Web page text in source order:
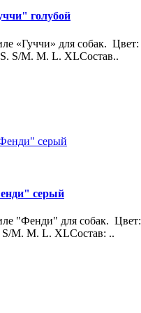
голубой
«Гуччи» для собак. Цвет:
S/M. M. L. XLСостав..
серый
"Фенди" для собак. Цвет:
M. M. L. XLСостав: ..